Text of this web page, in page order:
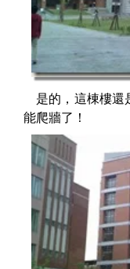
是的，這棟樓還
能爬牆了！